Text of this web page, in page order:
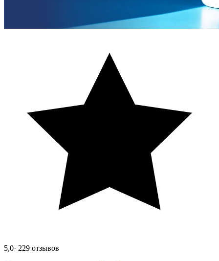
5,0· 229 отзывов